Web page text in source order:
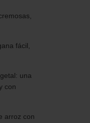
fácil,
una
con
arroz con